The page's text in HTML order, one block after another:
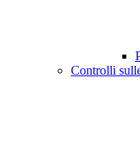
Controlli